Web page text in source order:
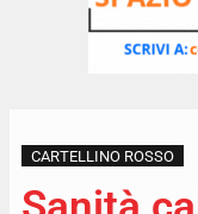
CARTELLINO ROSSO